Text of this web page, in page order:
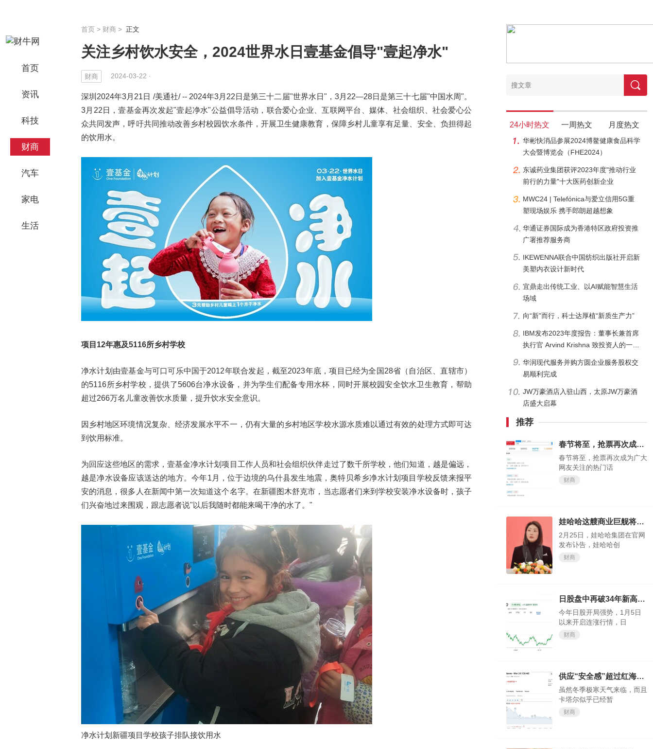
首页
资讯
科技
财商
汽车
家电
生活
首页 > 财商 > 正文
关注乡村饮水安全，2024世界水日壹基金倡导"壹起净水"
财商 2024-03-22 ·
深圳2024年3月21日 /美通社/ -- 2024年3月22日是第三十二届"世界水日"，3月22—28日是第三十七届"中国水周"。
3月22日，壹基金再次发起"壹起净水"公益倡导活动，联合爱心企业、互联网平台、媒体、社会组织、社会爱心公
众共同发声，呼吁共同推动改善乡村校园饮水条件，开展卫生健康教育，保障乡村儿童享有足量、安全、负担得起
的饮用水。
项目12年惠及5116所乡村学校
净水计划由壹基金与可口可乐中国于2012年联合发起，截至2023年底，项目已经为全国28省（自治区、直辖市）
的5116所乡村学校，提供了5606台净水设备，并为学生们配备专用水杯，同时开展校园安全饮水卫生教育，帮助
超过266万名儿童改善饮水质量，提升饮水安全意识。
因乡村地区环境情况复杂、经济发展水平不一，仍有大量的乡村地区学校水源水质难以通过有效的处理方式即可达
到饮用标准。
为回应这些地区的需求，壹基金净水计划项目工作人员和社会组织伙伴走过了数千所学校，他们知道，越是偏远，
越是净水设备应该送达的地方。今年1月，位于边境的乌什县发生地震，奥特贝希乡净水计划项目学校反馈来报平
安的消息，很多人在新闻中第一次知道这个名字。在新疆图木舒克市，当志愿者们来到学校安装净水设备时，孩子
们兴奋地过来围观，跟志愿者说"以后我随时都能来喝干净的水了。"
净水计划新疆项目学校孩子排队接饮用水
24小时热文 一周热文 月度热文
华彬快消品参展2024博鳌健康食品科学
大会暨博览会（FHE2024）
东诚药业集团获评2023年度"推动行业
前行的力量"十大医药创新企业
MWC24 | Telefónica与爱立信用5G重
塑现场娱乐 携手郎朗超越想象
华通证券国际成为香港特区政府投资推
广署推荐服务商
IKEWENNA联合中国纺织出版社开启新
美塑内衣设计新时代
宜鼎走出传统工业、以AI赋能智慧生活
场域
向“新”而行，科士达厚植“新质生产力”
IBM发布2023年度报告：董事长兼首席
执行官 Arvind Krishna 致投资人的一封
华润现代服务并购方圆企业服务股权交
易顺利完成
JW万豪酒店入驻山西，太原JW万豪酒
店盛大启幕
推荐
春节将至，抢票再次成为广大网友关注的热门话题
春节将至，抢票再次成为广大
网友关注的热门话
财商
娃哈哈这艘商业巨舰将驶向何方，我们试目以待
2月25日，娃哈哈集团在官网
发布讣告，娃哈哈创
财商
日股盘中再破34年新高，今年还涨得动吗？
今年日股开局强势，1月5日
以来开启连涨行情，日
财商
供应“安全感”超过红海“危机感”？欧洲天然气价格大跌
虽然冬季极寒天气来临，而且
卡塔尔似乎已经暂
财商